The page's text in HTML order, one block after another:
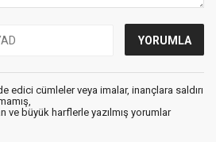
edici cümleler veya imalar, inançlara saldırı
ve büyük harflerle yazılmış yorumlar